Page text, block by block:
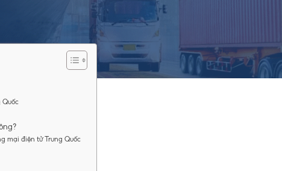
MoMo. Hãy cùng Việt Trung Company khám phá câu hỏi này trong
Quốc
mại điện tử Trung Quốc